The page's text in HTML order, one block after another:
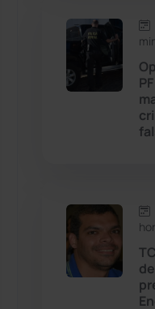
Cordeiros
Dom Basílio
Érico Cardoso
Esportes